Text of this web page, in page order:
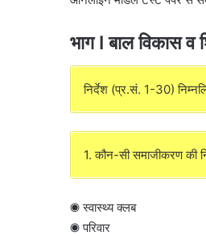
भाग I बाल विकास व
निर्देश (प्र.सं. 1-30)
1. कौन-सी समाजीकरण की
◉ स्वास्थ्य क्लब
◉ परिवार